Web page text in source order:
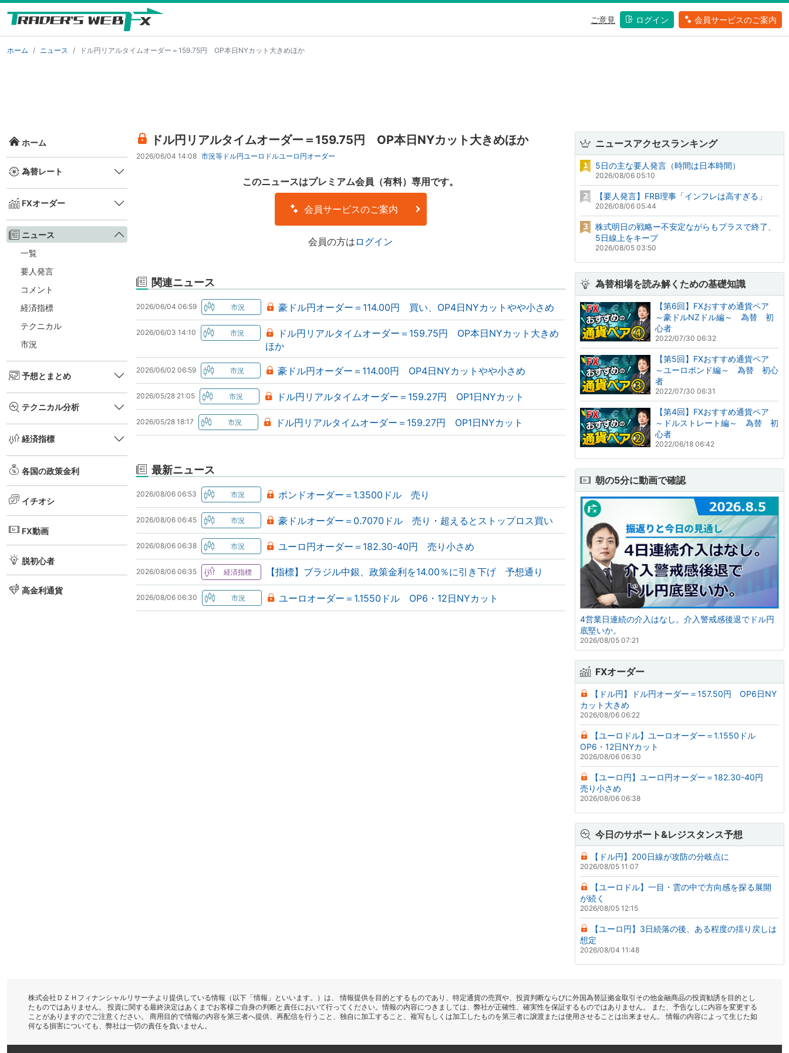
ご意見 ログイン 会員サービスのご案内
ホーム ニュース ドル円リアルタイムオーダー＝159.75円 OP本日NYカット大きめほか
ホーム
為替レート
FXオーダー
ニュース
一覧
要人発言
コメント
経済指標
テクニカル
市況
予想とまとめ
テクニカル分析
経済指標
各国の政策金利
イチオシ
FX動画
脱初心者
高金利通貨
ドル円リアルタイムオーダー＝159.75円 OP本日NYカット大きめほか
2026/06/04 14:08 市況等 ドル円ユーロドルユーロ円オーダー
このニュースはプレミアム会員（有料）専用です。
会員サービスのご案内
会員の方は ログイン
関連ニュース
2026/06/04 06:59 豪ドル円オーダー＝114.00円 買い、OP4日NYカットやや小さめ
2026/06/03 14:10
ドル円リアルタイムオーダー＝159.75円 OP本日NYカット大きめ
ほか
2026/06/02 06:59 豪ドル円オーダー＝114.00円 OP4日NYカットやや小さめ
2026/05/28 21:05 ドル円リアルタイムオーダー＝159.27円 OP1日NYカット
2026/05/28 18:17 ドル円リアルタイムオーダー＝159.27円 OP1日NYカット
最新ニュース
2026/08/06 06:53 ポンドオーダー＝1.3500ドル 売り
2026/08/06 06:45 豪ドルオーダー＝0.7070ドル 売り・超えるとストップロス買い
2026/08/06 06:38 ユーロ円オーダー＝182.30-40円 売り小さめ
2026/08/06 06:35 【指標】ブラジル中銀、政策金利を14.00％に引き下げ 予想通り
2026/08/06 06:30 ユーロオーダー＝1.1550ドル OP6・12日NYカット
ニュースアクセスランキング
5日の主な要人発言（時間は日本時間）
2026/08/06 05:10
【要人発言】FRB理事「インフレは高すぎる」
2026/08/06 05:44
株式明日の戦略ー不安定ながらもプラスで終了、
5日線上をキープ
2026/08/05 03:50
為替相場を読み解くための基礎知識
【第6回】FXおすすめ通貨ペア
～豪ドルNZドル編～ 為替 初
心者
2022/07/30 06:32
【第5回】FXおすすめ通貨ペア
～ユーロポンド編～ 為替 初心
者
2022/07/30 06:31
【第4回】FXおすすめ通貨ペア
～ドルストレート編～ 為替 初
心者
2022/06/18 06:42
朝の5分に動画で確認
4営業日連続の介入はなし。介入警戒感後退でドル円
底堅いか。
2026/08/05 07:21
FXオーダー
【ドル円】ドル円オーダー＝157.50円 OP6日NY
カット大きめ
2026/08/06 06:22
【ユーロドル】ユーロオーダー＝1.1550ドル
OP6・12日NYカット
2026/08/06 06:30
【ユーロ円】ユーロ円オーダー＝182.30-40円
売り小さめ
2026/08/06 06:38
今日のサポート&レジスタンス予想
【ドル円】200日線が攻防の分岐点に
2026/08/05 11:07
【ユーロドル】一目・雲の中で方向感を探る展開
が続く
2026/08/05 12:15
【ユーロ円】3日続落の後、ある程度の揺り戻しは
想定
2026/08/04 11:48
株式会社ＤＺＨフィナンシャルリサーチより提供している情報（以下「情報」といいます。）は、 情報提供を目的とするものであり、特定通貨の売買や、投資判断ならびに外国為替証拠金取引その他金融商品の投資勧誘を目的とし
たものではありません。 投資に関する最終決定はあくまでお客様ご自身の判断と責任において行ってください。情報の内容につきましては、弊社が正確性、確実性を保証するものではありません。 また、予告なしに内容を変更する
ことがありますのでご注意ください。 商用目的で情報の内容を第三者へ提供、再配信を行うこと、独自に加工すること、複写もしくは加工したものを第三者に譲渡または使用させることは出来ません。 情報の内容によって生じた如
何なる損害についても、弊社は一切の責任を負いません。